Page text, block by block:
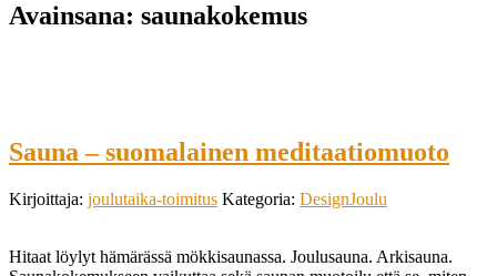
Avainsana: saunakokemus
Sauna – suomalainen meditaatiomuoto
Kirjoittaja: joulutaika-toimitus Kategoria: DesignJoulu
Hitaat löylyt hämärässä mökkisaunassa. Joulusauna. Arkisauna.